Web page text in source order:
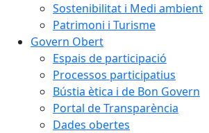
Sostenibilitat i Medi ambient
Patrimoni i Turisme
Govern Obert
Espais de participació
Processos participatius
Bústia ètica i de Bon Govern
Portal de Transparència
Dades obertes